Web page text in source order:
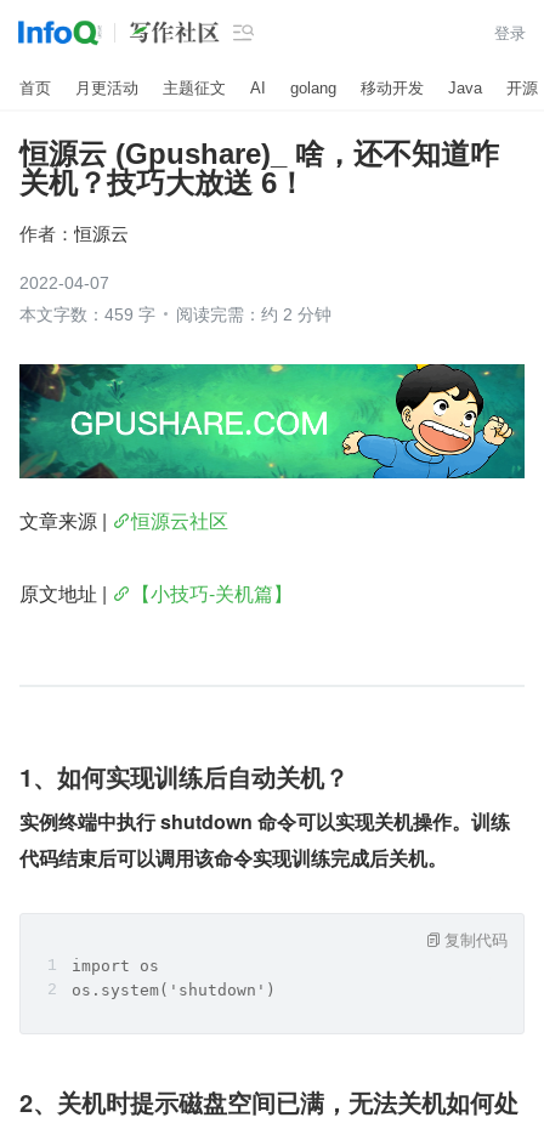
 登录
首页 月更活动 主题征文 AI golang 移动开发 Java 开源
恒源云 (Gpushare)_ 啥，还不知道咋
关机？技巧大放送 6！
作者： 恒源云
2022-04-07
本文字数：459 字
阅读完需：约 2 分钟
文章来源 | 恒源云社区
原文地址 | 【小技巧-关机篇】
1、如何实现训练后自动关机？
实例终端中执行 shutdown 命令可以实现关机操作。训练
代码结束后可以调用该命令实现训练完成后关机。
import os
os.system('shutdown')
复制代码
2、关机时提示磁盘空间已满，无法关机如何处